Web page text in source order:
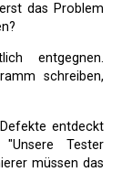
das Problem
schreiben,
Tester
müssen das